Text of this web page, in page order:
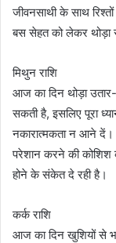
जीवनसाथी के साथ
बस सेहत को लेकर थोड़ा
मिथुन राशि
आज का दिन थोड़ा उतार-
सकती है, इसलिए पूरा
नकारात्मकता न आने दें।
परेशान करने की
होने के संकेत दे रही है।
कर्क राशि
आज का दिन खुशियों से